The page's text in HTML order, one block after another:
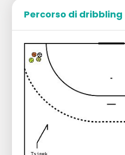
Percorso di dribbling